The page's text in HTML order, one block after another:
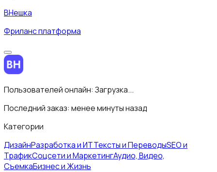
ВНешка
Фриланс платформа
Пользователей онлайн: Загрузка...
Последний заказ: менее минуты назад
Категории
ДизайнРазработка и ИТТексты и ПереводыSEO и
ТрафикСоцсети и МаркетингАудио, Видео,
СъемкаБизнес и Жизнь